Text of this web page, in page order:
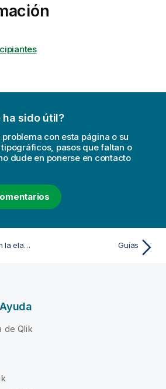
ha sido útil?
con esta página o su
pasos que faltan o
dude en ponerse en contacto
Pasos siguientes en la elaboración de scripts Guías
de Qlik